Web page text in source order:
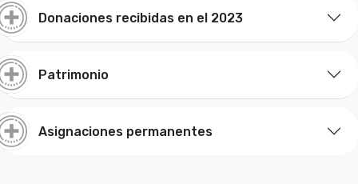
Donaciones recibidas en el 2023
Patrimonio
Asignaciones permanentes